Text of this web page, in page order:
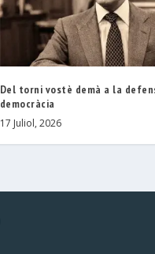
Del torni vostè demà a la
democràcia
17 Juliol, 2026